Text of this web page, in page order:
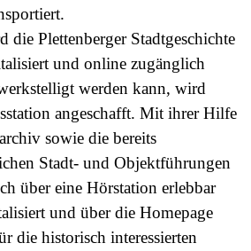
die Plettenberger Stadtgeschichte
und online zugänglich
werden kann, wird
angeschafft. Mit ihrer Hilfe
sowie die bereits
Stadt- und Objektführungen
über eine Hörstation erlebbar
und über die Homepage
die historisch interessierten